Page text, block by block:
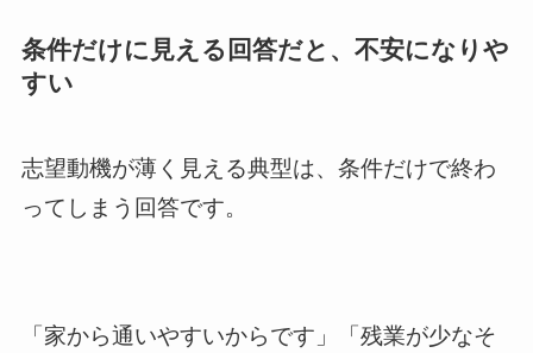
条件だけに見える回答だと、不安になりや
すい
志望動機が薄く見える典型は、条件だけで終わ
ってしまう回答です。
「家から通いやすいからです」「残業が少なそ